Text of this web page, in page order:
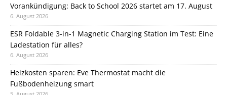
Vorankündigung: Back to School 2026 startet am 17. August
6. August 2026
ESR Foldable 3-in-1 Magnetic Charging Station im Test: Eine
Ladestation für alles?
6. August 2026
Heizkosten sparen: Eve Thermostat macht die
Fußbodenheizung smart